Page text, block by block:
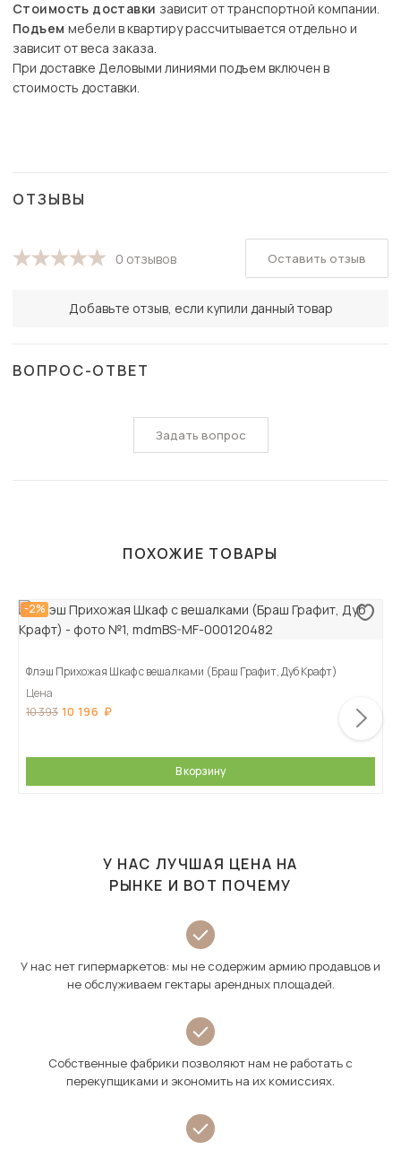
Стоимость доставки зависит от транспортной компании.
Подъем мебели в квартиру рассчитывается отдельно и
зависит от веса заказа.
При доставке Деловыми линиями подъем включен в
стоимость доставки.
ОТЗЫВЫ
0 отзывов
Добавьте отзыв, если купили данный товар
Оставить отзыв
ВОПРОС-ОТВЕТ
Задать вопрос
ПОХОЖИЕ ТОВАРЫ
-2%
Флэш Прихожая Шкаф с вешалками (Браш Графит, Дуб Крафт)
Цена
10 393 10 196
В корзину
У НАС ЛУЧШАЯ ЦЕНА НА
РЫНКЕ И ВОТ ПОЧЕМУ
У нас нет гипермаркетов: мы не содержим армию продавцов и
не обслуживаем гектары арендных площадей.
Собственные фабрики позволяют нам не работать с
перекупщиками и экономить на их комиссиях.